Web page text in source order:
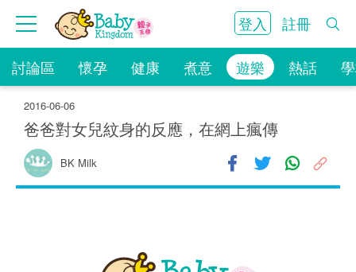
登入 註冊
討論區 懷孕 健康 煮意 遊樂 熱話
2016-06-06
爸爸對女兒紋身的反應，在網上瘋傳
BK Milk